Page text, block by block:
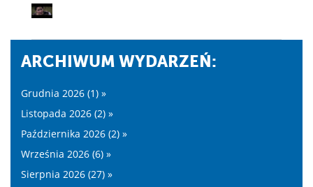
ARCHIWUM WYDARZEŃ:
Grudnia 2026 (1) »
Listopada 2026 (2) »
Października 2026 (2) »
Września 2026 (6) »
Sierpnia 2026 (27) »